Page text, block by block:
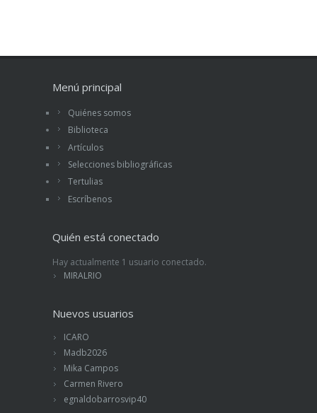
Menú principal
Quiénes somos
Biblioteca
Artículos
Selecciones bibliográficas
Tertulias
Escríbenos
Quién está conectado
Hay actualmente 1 usuario conectado.
MIRALRIO
Nuevos usuarios
ICARO
Madb2026
Mika Campos
Carmen Rivero
egnaldobarrosvip40